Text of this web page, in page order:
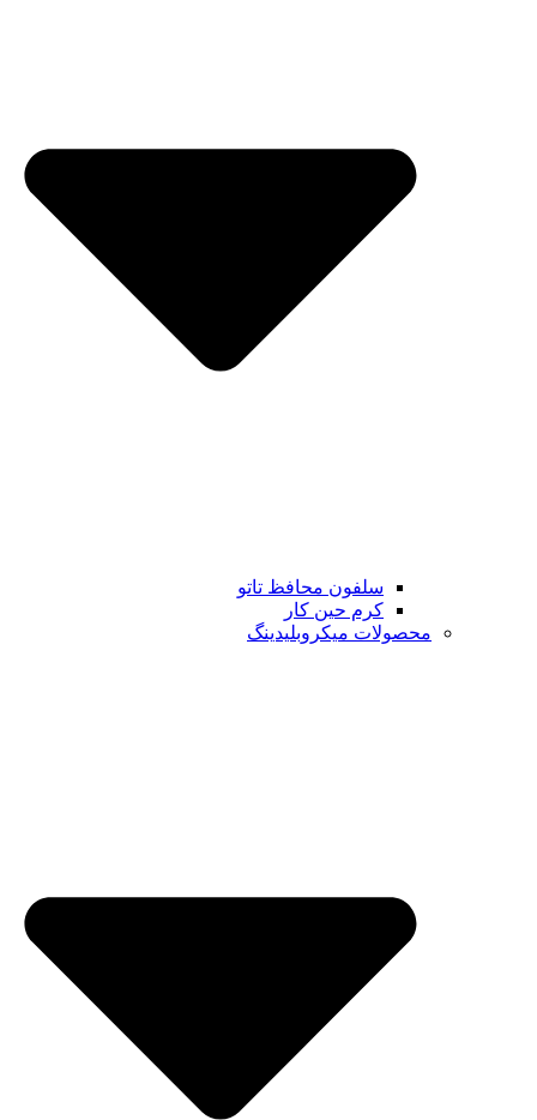
سلفون محافظ تاتو
کرم حین کار
محصولات میکروبلیدینگ